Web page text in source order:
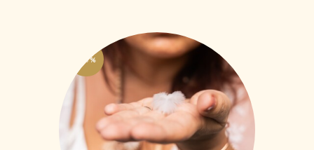
-50%